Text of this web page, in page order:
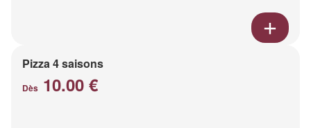
Pizza 4 saisons
Dès 10.00 €